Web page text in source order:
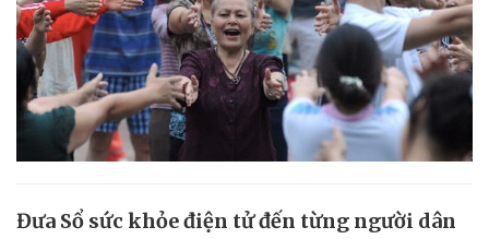
Đưa Sổ sức khỏe điện tử đến từng người dân